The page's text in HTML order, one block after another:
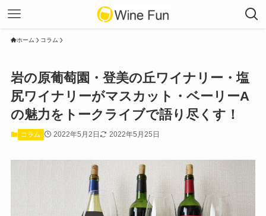
ホーム コラム
岩の原葡萄園・登美の丘ワイナリー・塩
尻ワイナリーがマスカット・ベーリーA
の魅力をトークライブで語り尽くす！
コラム 2022年5月2日 2022年5月25日